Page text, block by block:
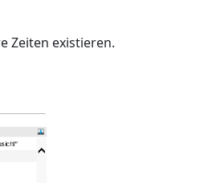
Zeiten existieren.